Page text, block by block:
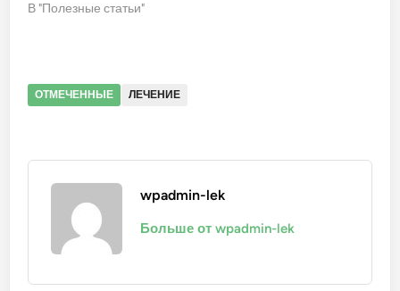
В "Полезные статьи"
ОТМЕЧЕННЫЕ ЛЕЧЕНИЕ
wpadmin-lek
Больше от wpadmin-lek